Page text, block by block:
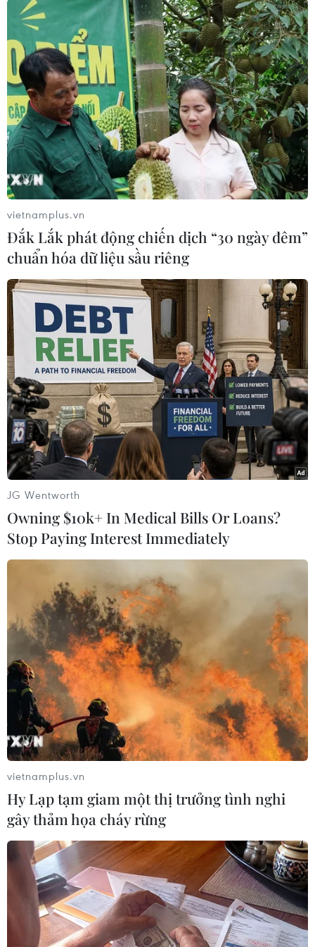
Những thiết kế của NTK Huy Trần cũng rất bay bổng... (Ảnh:
Với những đường cắt cúp táo tạo. (Ảnh: Xuân Mai/Vietnam+)
Tôn lên vẻ đẹp gợi cảm của phái nữ. (Ảnh: ChiLê/Vietnam+)
(Ảnh: Xuân Mai/Vietnam+)
vietnamplus.vn
Đắk Lắk phát động chiến dịch “30 ngày đêm”
chuẩn hóa dữ liệu sầu riêng
JG Wentworth
Owning $10k+ In Medical Bills Or Loans?
Stop Paying Interest Immediately
vietnamplus.vn
Hy Lạp tạm giam một thị trưởng tình nghi
gây thảm họa cháy rừng